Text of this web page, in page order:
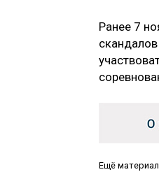
Ранее 7
Ещё